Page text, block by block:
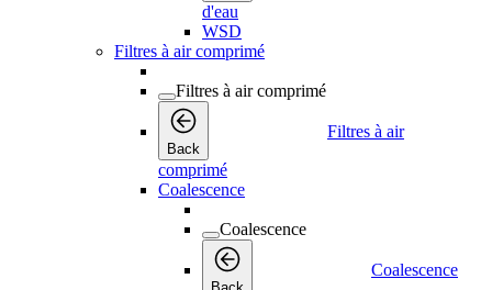
d'eau
WSD
Filtres à air comprimé
Filtres à air comprimé
Back
Filtres à air
comprimé
Coalescence
Coalescence
Coalescence